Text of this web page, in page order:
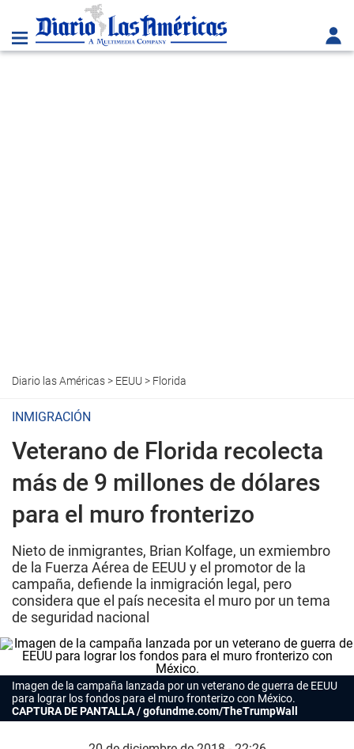
Diario las Américas> EEUU > Florida
INMIGRACIÓN
Veterano de Florida recolecta
más de 9 millones de dólares
para el muro fronterizo
Nieto de inmigrantes, Brian Kolfage, un exmiembro
de la Fuerza Aérea de EEUU y el promotor de la
campaña, defiende la inmigración legal, pero
considera que el país necesita el muro por un tema
de seguridad nacional
Imagen de la campaña lanzada por un veterano de guerra de EEUU
para lograr los fondos para el muro fronterizo con México.
CAPTURA DE PANTALLA / gofundme.com/TheTrumpWall